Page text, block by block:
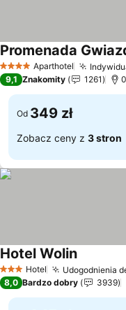
4 KategoriaAparthotel
Promenada
9,1 Znakomity 1261
Od 349 zł
Zobacz ceny z 3 stron
3 Kategoria
Hotel Udogodnienia
Hotel Wolin
8,0 Bardzo dobry 3939